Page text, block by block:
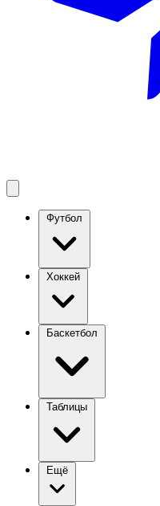
Футбол
Хоккей
Баскетбол
Таблицы
Ещё